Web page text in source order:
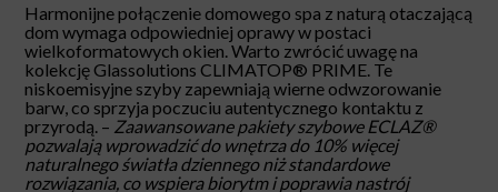
Harmonijne połączenie domowego spa z naturą otaczającą
dom wymaga odpowiedniej oprawy w postaci
wielkoformatowych okien. Warto zwrócić uwagę na
kolekcję Glassolutions CLIMATOP® PRIME. Te
niskoemisyjne szyby zapewniają wierne odwzorowanie
barw, co sprzyja poczuciu autentycznego kontaktu z
przyrodą. – Zaawansowane pakiety szybowe ECLAZ®
pozwalają wprowadzić do wnętrza do 10% więcej
naturalnego światła dziennego niż standardowe
rozwiązania, co wspiera biorytm i poprawia nastrój